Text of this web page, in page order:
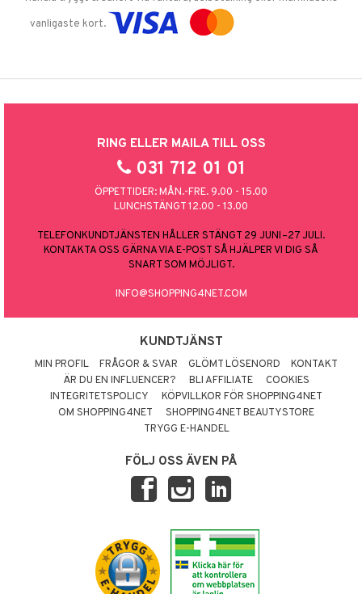
vanligaste kort.
RING ELLER MAILA TILL OSS
031 712 01 01
ÖPPETTIDER: MÅN.-FRE. 9.00 - 15.00
LUNCHSTÄNGT 12.00 - 13.00
TELEFONKUNDTJÄNSTEN HÅLLER STÄNGT 29 JUNI–27 JULI.
KONTAKTA OSS GÄRNA VIA E-POST SÅ HJÄLPER VI DIG SÅ
SNART SOM MÖJLIGT.
INFO@SHOPPING4NET.COM
KUNDTJÄNST
MIN PROFIL FRÅGOR & SVAR GLÖMT LÖSENORD
KONTAKT
ÄR DU EN INFLUENCER?
BLI AFFILIATE
COOKIES
INTEGRITETSPOLICY
KÖPVILLKOR FÖR SHOPPING4NET
OM SHOPPING4NET
SHOPPING4NET BEAUTYSTORE
TRYGG E-HANDEL
FÖLJ OSS ÄVEN PÅ